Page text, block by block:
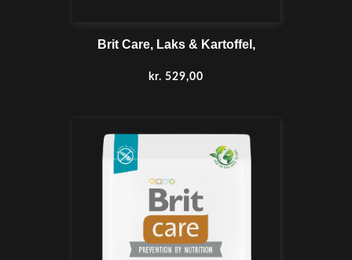
Brit Care, Laks & Kartoffel,
kr. 529,00